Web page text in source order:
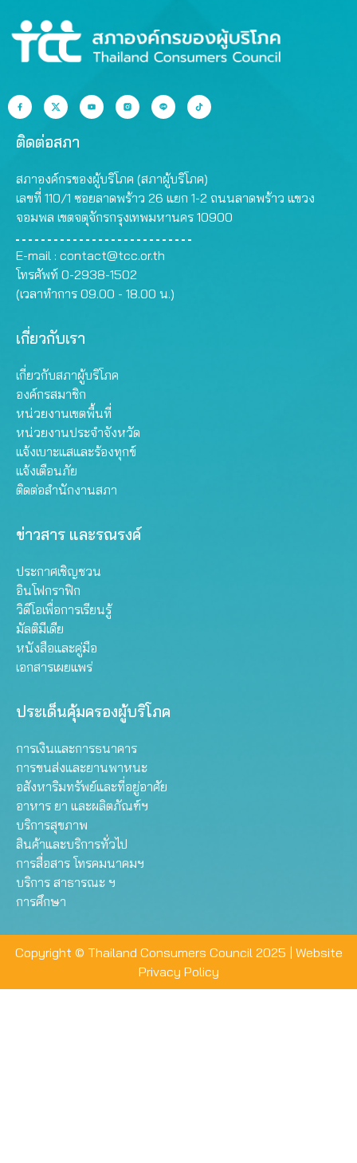
ติดต่อสภา
สภาองค์กรของผู้บริโภค (สภาผู้บริโภค)
เลขที่ 110/1 ซอยลาดพร้าว 26 แยก 1-2 ถนนลาดพร้าว แขวง
จอมพล เขตจตุจักรกรุงเทพมหานคร 10900
E-mail : contact@tcc.or.th
โทรศัพท์ 0-2938-1502
(เวลาทำการ 09.00 - 18.00 น.)
เกี่ยวกับเรา
เกี่ยวกับสภาผู้บริโภค
องค์กรสมาชิก
หน่วยงานเขตพื้นที่
หน่วยงานประจำจังหวัด
แจ้งเบาะแสและร้องทุกข์
แจ้งเตือนภัย
ติดต่อสำนักงานสภา
ข่าวสาร และรณรงค์
ประกาศเชิญชวน
อินโฟกราฟิก
วิดีโอเพื่อการเรียนรู้
มัลติมีเดีย
หนังสือและคู่มือ
เอกสารเผยแพร่
ประเด็นคุ้มครองผู้บริโภค
การเงินและการธนาคาร
การขนส่งและยานพาหนะ
อสังหาริมทรัพย์และที่อยู่อาศัย
อาหาร ยา และผลิตภัณฑ์ฯ
บริการสุขภาพ
สินค้าและบริการทั่วไป
การสื่อสาร โทรคมนาคมฯ
บริการ สาธารณะ ฯ
การศึกษา
Copyright © Thailand Consumers Council 2025 | Website
Privacy Policy